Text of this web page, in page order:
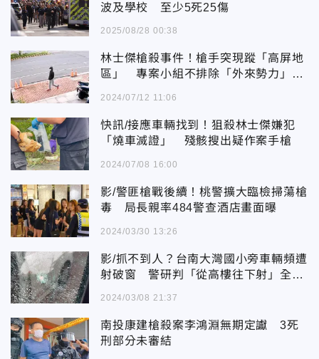
波及學校 至少5死25傷
2025/08/28 00:38
林士傑槍殺事件！槍手突現蹤「高屏地
區」 專案小組不排除「外來勢力」涉
2024/07/12 11:06
快訊/接應車輛找到！狙殺林士傑嫌犯
「燒車滅證」 殘骸搜出疑作案手槍
2024/07/08 16:00
影/警匪槍戰後續！桃警擴大臨檢掃蕩槍
毒 局長親率484警查酒店畫面曝
2024/03/30 13:26
影/抓不到人？台南大灣國小旁車輛頻遭
射破窗 警研判「從高樓往下射」全力
2024/03/08 21:37
南投康建槍殺案李鴻淵無期定讞 3死
刑部分未審結